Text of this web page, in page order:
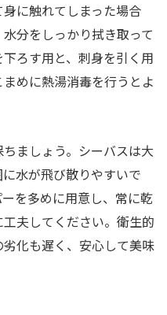
に触れてしまった場合
分をしっかり拭き取って
ろす用と、刺身を引く用
めに熱湯消毒を行うとよ
ましょう。シーバスは大
水が飛び散りやすいで
を多めに用意し、常に乾
夫してください。衛生的
化も遅く、安心して美味